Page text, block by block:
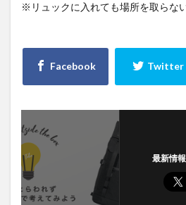
※リュックに入れても場所を取らな
最新情